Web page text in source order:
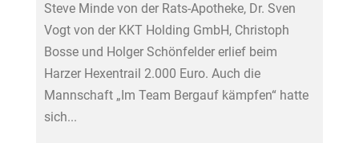
Steve Minde von der Rats-Apotheke, Dr. Sven
Vogt von der KKT Holding GmbH, Christoph
Bosse und Holger Schönfelder erlief beim
Harzer Hexentrail 2.000 Euro. Auch die
Mannschaft „Im Team Bergauf kämpfen“ hatte
sich...